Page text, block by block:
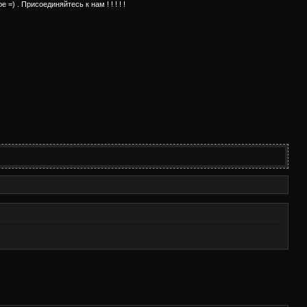
=) . Присоединяйтесь к нам ! ! ! ! !